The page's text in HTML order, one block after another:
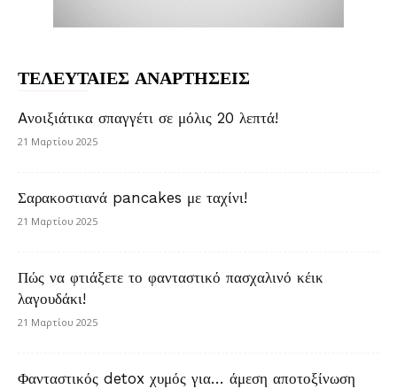
ΤΕΛΕΥΤΑΙΕΣ ΑΝΑΡΤΗΣΕΙΣ
Aνοιξιάτικα σπαγγέτι σε μόλις 20 λεπτά!
21 Μαρτίου 2025
Σαρακοστιανά pancakes με ταχίνι!
21 Μαρτίου 2025
Πώς να φτιάξετε το φανταστικό πασχαλινό κέικ
λαγουδάκι!
21 Μαρτίου 2025
Φανταστικός detox χυμός για… άμεση αποτοξίνωση